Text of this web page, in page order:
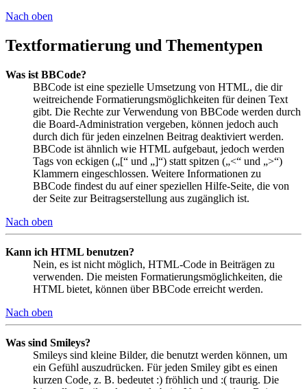
Nach oben
Textformatierung und Thementypen
Was ist BBCode?
BBCode ist eine spezielle Umsetzung von HTML, die dir
weitreichende Formatierungsmöglichkeiten für deinen Text
gibt. Die Rechte zur Verwendung von BBCode werden durch
die Board-Administration vergeben, können jedoch auch
durch dich für jeden einzelnen Beitrag deaktiviert werden.
BBCode ist ähnlich wie HTML aufgebaut, jedoch werden
Tags von eckigen („[“ und „]“) statt spitzen („<“ und „>“)
Klammern eingeschlossen. Weitere Informationen zu
BBCode findest du auf einer speziellen Hilfe-Seite, die von
der Seite zur Beitragserstellung aus zugänglich ist.
Nach oben
Kann ich HTML benutzen?
Nein, es ist nicht möglich, HTML-Code in Beiträgen zu
verwenden. Die meisten Formatierungsmöglichkeiten, die
HTML bietet, können über BBCode erreicht werden.
Nach oben
Was sind Smileys?
Smileys sind kleine Bilder, die benutzt werden können, um
ein Gefühl auszudrücken. Für jeden Smiley gibt es einen
kurzen Code, z. B. bedeutet :) fröhlich und :( traurig. Die